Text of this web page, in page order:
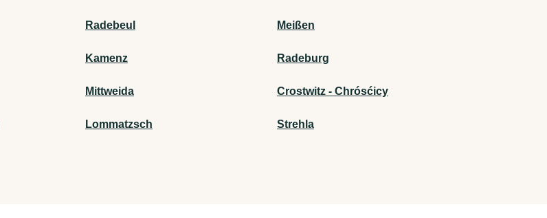
Radebeul Meißen
Kamenz Radeburg
Mittweida Crostwitz - Chrósćicy
Lommatzsch Strehla